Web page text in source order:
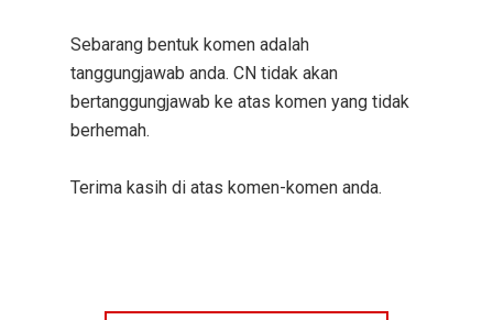
Sebarang bentuk komen adalah
tanggungjawab anda. CN tidak akan
bertanggungjawab ke atas komen yang tidak
berhemah.
Terima kasih di atas komen-komen anda.